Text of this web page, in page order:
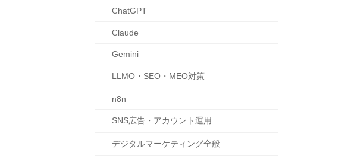
ChatGPT
Claude
Gemini
LLMO・SEO・MEO対策
n8n
SNS広告・アカウント運用
デジタルマーケティング全般